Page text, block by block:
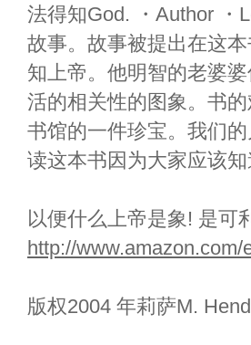
法得知God. ・Author ・
故事。故事被提出在这
知上帝。他明智的老婆
活的相关性的图象。书
书馆的一件珍宝。我们
读这本书因为大家应该
以便什么上帝是象! 是可
http://
版权2004 年莉萨M.